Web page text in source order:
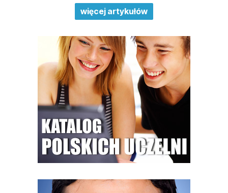
więcej artykułów